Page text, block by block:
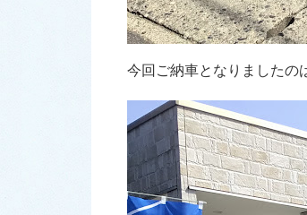
今回ご納車となりましたの